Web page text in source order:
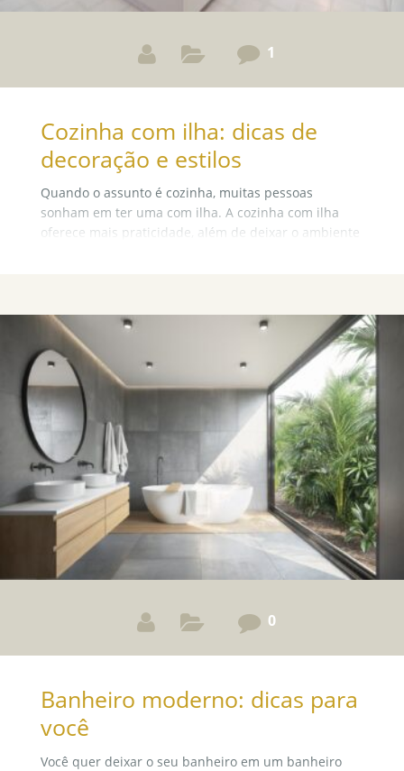
1
Cozinha com ilha: dicas de
decoração e estilos
Quando o assunto é cozinha, muitas pessoas
sonham em ter uma com ilha. A cozinha com ilha
oferece mais praticidade, além de deixar o ambiente
que você possa montar sua cozinha com ilha
perfeitamente e que não falte nada.
0
Banheiro moderno: dicas para
você
Você quer deixar o seu banheiro em um banheiro